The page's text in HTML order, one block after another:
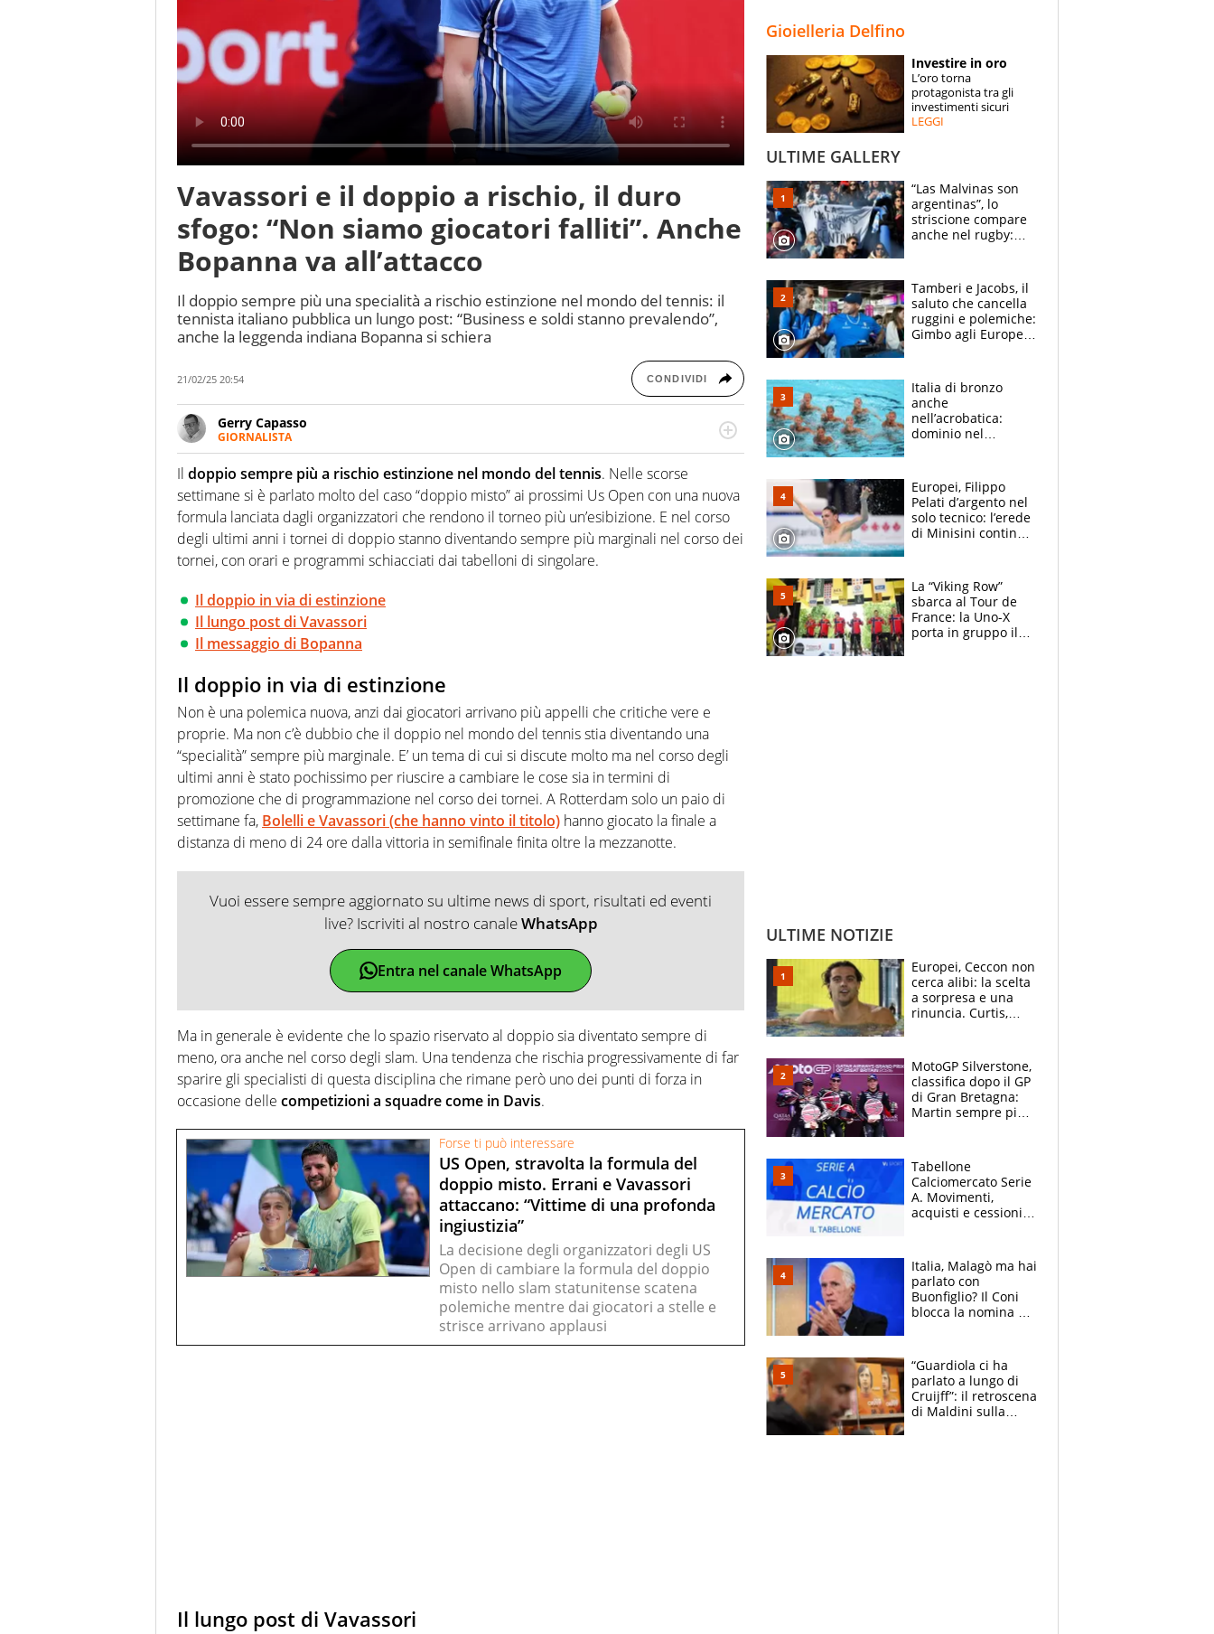
ESPERTI
CONTATTI
Vavassori e il doppio a rischio, il duro
sfogo: “Non siamo giocatori falliti”. Anche
Bopanna va all’attacco
Il doppio sempre più una specialità a rischio estinzione nel mondo del tennis: il
tennista italiano pubblica un lungo post: “Business e soldi stanno prevalendo”,
anche la leggenda indiana Bopanna si schiera
21/02/25 20:54 CONDIVIDI
Gerry Capasso
GIORNALISTA
Per lui gli sport americani non hanno segreti: basket, football, baseball e la capacità
innata di trovare la notizia dove altri non vedono granché
Il doppio sempre più a rischio estinzione nel mondo del tennis. Nelle scorse
settimane si è parlato molto del caso “doppio misto” ai prossimi Us Open con una nuova
formula lanciata dagli organizzatori che rendono il torneo più un’esibizione. E nel corso
degli ultimi anni i tornei di doppio stanno diventando sempre più marginali nel corso dei
tornei, con orari e programmi schiacciati dai tabelloni di singolare.
Il doppio in via di estinzione
Il lungo post di Vavassori
Il messaggio di Bopanna
Il doppio in via di estinzione
Non è una polemica nuova, anzi dai giocatori arrivano più appelli che critiche vere e
proprie. Ma non c’è dubbio che il doppio nel mondo del tennis stia diventando una
“specialità” sempre più marginale. E’ un tema di cui si discute molto ma nel corso degli
ultimi anni è stato pochissimo per riuscire a cambiare le cose sia in termini di
promozione che di programmazione nel corso dei tornei. A Rotterdam solo un paio di
settimane fa, Bolelli e Vavassori (che hanno vinto il titolo) hanno giocato la finale a
distanza di meno di 24 ore dalla vittoria in semifinale finita oltre la mezzanotte.
Vuoi essere sempre aggiornato su ultime news di sport, risultati ed eventi
live? Iscriviti al nostro canaleWhatsApp
Entra nel canale WhatsApp
Ma in generale è evidente che lo spazio riservato al doppio sia diventato sempre di
meno, ora anche nel corso degli slam. Una tendenza che rischia progressivamente di far
sparire gli specialisti di questa disciplina che rimane però uno dei punti di forza in
occasione delle competizioni a squadre come in Davis.
Forse ti può interessare
US Open, stravolta la formula del
doppio misto. Errani e Vavassori
attaccano: “Vittime di una profonda
ingiustizia”
La decisione degli organizzatori degli US
Open di cambiare la formula del doppio
misto nello slam statunitense scatena
polemiche mentre dai giocatori a stelle e
strisce arrivano applausi
Il lungo post di Vavassori
Gioielleria Delfino
Investire in oro
L’oro torna
protagonista tra gli
investimenti sicuri
LEGGI
ULTIME GALLERY
“Las Malvinas son
argentinas”, lo
striscione compare
anche nel rugby:
un caso
Tamberi e Jacobs, il
saluto che cancella
ruggini e polemiche:
Gimbo agli Europei
Italia di bronzo
anche
nell’acrobatica:
dominio nel
e compagni
continuare
Europei, Filippo
Pelati d’argento nel
solo tecnico: l’erede
di Minisini continua
mirino
La “Viking Row”
sbarca al Tour de
France: la Uno-X
porta in gruppo il
ULTIME NOTIZIE
Europei, Ceccon non
cerca alibi: la scelta
a sorpresa e una
rinuncia. Curtis,
c’è”
MotoGP Silverstone,
classifica dopo il GP
di Gran Bretagna:
Martin sempre più
Tabellone
Calciomercato Serie
A. Movimenti,
acquisti e cessioni:
Italia, Malagò ma hai
parlato con
Buonfiglio? Il Coni
blocca la nomina di
“Guardiola ci ha
parlato a lungo di
Cruijff”: il retroscena
di Maldini sulla